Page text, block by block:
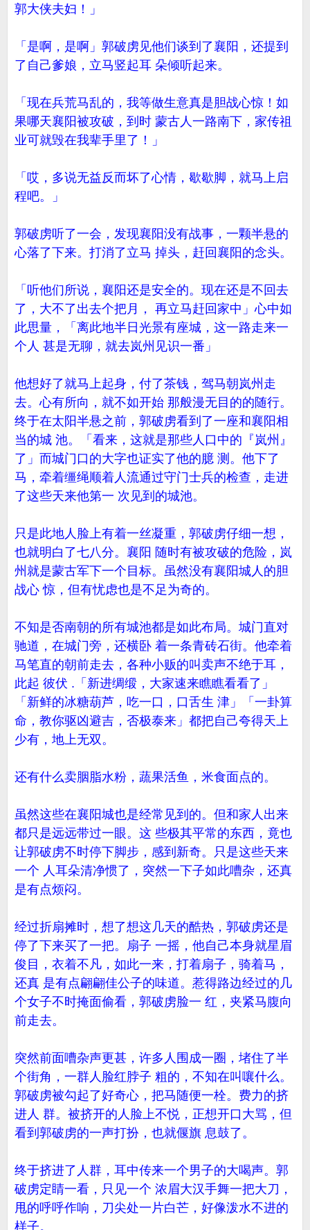
郭大侠夫妇！」
「是啊，是啊」郭破虏见他们谈到了襄阳，还提到
了自己爹娘，立马竖起耳 朵倾听起来。
「现在兵荒马乱的，我等做生意真是胆战心惊！如
果哪天襄阳被攻破，到时 蒙古人一路南下，家传祖
业可就毁在我辈手里了！」
「哎，多说无益反而坏了心情，歇歇脚，就马上启
程吧。」
郭破虏听了一会，发现襄阳没有战事，一颗半悬的
心落了下来。打消了立马 掉头，赶回襄阳的念头。
「听他们所说，襄阳还是安全的。现在还是不回去
了，大不了出去个把月， 再立马赶回家中」心中如
此思量，「离此地半日光景有座城，这一路走来一
个人 甚是无聊，就去岚州见识一番」
他想好了就马上起身，付了茶钱，驾马朝岚州走
去。心有所向，就不如开始 那般漫无目的的随行。
终于在太阳半悬之前，郭破虏看到了一座和襄阳相
当的城 池。「看来，这就是那些人口中的『岚州』
了」而城门口的大字也证实了他的臆 测。他下了
马，牵着缰绳顺着人流通过守门士兵的检查，走进
了这些天来他第一 次见到的城池。
只是此地人脸上有着一丝凝重，郭破虏仔细一想，
也就明白了七八分。襄阳 随时有被攻破的危险，岚
州就是蒙古军下一个目标。虽然没有襄阳城人的胆
战心 惊，但有忧虑也是不足为奇的。
不知是否南朝的所有城池都是如此布局。城门直对
驰道，在城门旁，还横卧 着一条青砖石街。他牵着
马笔直的朝前走去，各种小贩的叫卖声不绝于耳，
此起 彼伏 .「新进绸缎，大家速来瞧瞧看看了」
「新鲜的冰糖葫芦，吃一口，口舌生 津」「一卦算
命，教你驱凶避吉，否极泰来」都把自己夸得天上
少有，地上无双。
还有什么卖胭脂水粉，蔬果活鱼，米食面点的。
虽然这些在襄阳城也是经常见到的。但和家人出来
都只是远远带过一眼。这 些极其平常的东西，竟也
让郭破虏不时停下脚步，感到新奇。只是这些天来
一个 人耳朵清净惯了，突然一下子如此嘈杂，还真
是有点烦闷。
经过折扇摊时，想了想这几天的酷热，郭破虏还是
停了下来买了一把。扇子 一摇，他自己本身就星眉
俊目，衣着不凡，如此一来，打着扇子，骑着马，
还真 是有点翩翩佳公子的味道。惹得路边经过的几
个女子不时掩面偷看，郭破虏脸一 红，夹紧马腹向
前走去。
突然前面嘈杂声更甚，许多人围成一圈，堵住了半
个街角，一群人脸红脖子 粗的，不知在叫嚷什么。
郭破虏被勾起了好奇心，把马随便一栓。费力的挤
进人 群。被挤开的人脸上不悦，正想开口大骂，但
看到郭破虏的一声打扮，也就偃旗 息鼓了。
终于挤进了人群，耳中传来一个男子的大喝声。郭
破虏定睛一看，只见一个 浓眉大汉手舞一把大刀，
甩的呼呼作响，刀尖处一片白芒，好像泼水不进的
样子。